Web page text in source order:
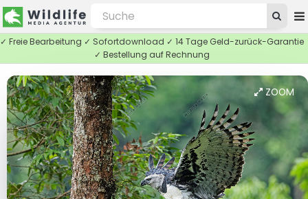
✓ Freie Bearbeitung ✓ Sofortdownload ✓ 14 Tage Geld-zurück-Garantie
✓ Bestellung auf Rechnung
ZOOM